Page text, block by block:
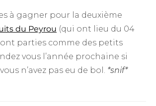
à gagner pour la deuxième
du Peyrou (qui ont lieu du 04
parties comme des petits
vous l’année prochaine si
n’avez pas eu de bol. *snif*